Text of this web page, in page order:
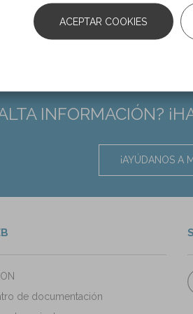
35 n. 1
0269215520947074
INFORMACIÓN?
¡AYÚDANOS A
de documentación
ACEPTAR COOKIES